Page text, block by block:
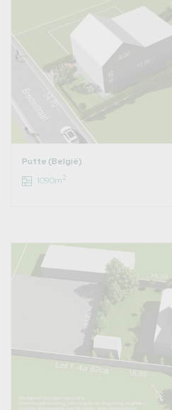
Putte (België)
1090m2